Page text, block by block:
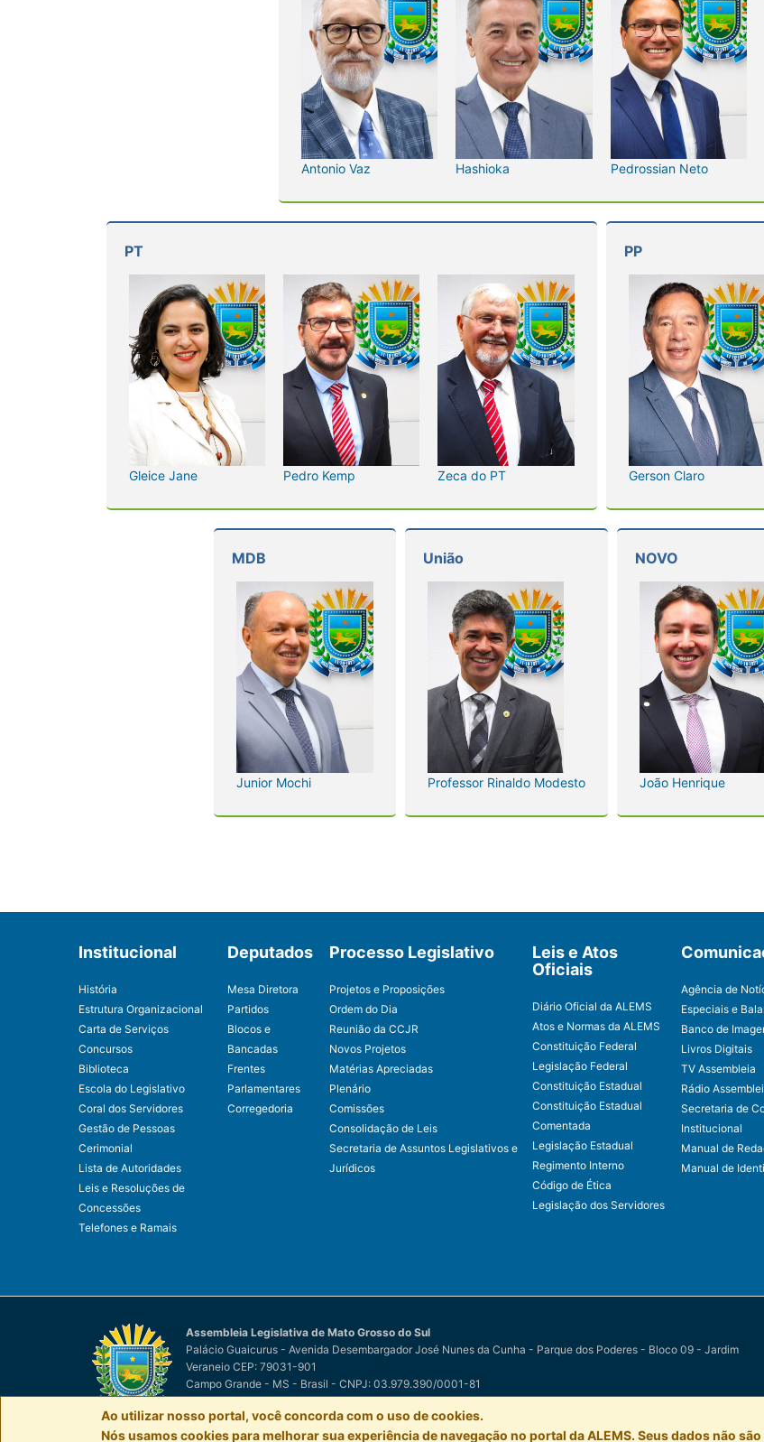
Antonio Vaz Hashioka Pedrossian Neto
PT
Gleice Jane Pedro Kemp Zeca do PT
PP
Gerson Claro
MDB
Junior Mochi
União
Professor Rinaldo Modesto
NOVO
João Henrique
Institucional
História
Estrutura Organizacional
Carta de Serviços
Concursos
Biblioteca
Escola do Legislativo
Coral dos Servidores
Gestão de Pessoas
Cerimonial
Lista de Autoridades
Leis e Resoluções de
Concessões
Telefones e Ramais
Deputados
Mesa Diretora
Partidos
Blocos e
Bancadas
Frentes
Parlamentares
Corregedoria
Processo Legislativo
Projetos e Proposições
Ordem do Dia
Reunião da CCJR
Novos Projetos
Matérias Apreciadas
Plenário
Comissões
Consolidação de Leis
Secretaria de Assuntos Legislativos e
Jurídicos
Leis e Atos
Oficiais
Diário Oficial da ALEMS
Atos e Normas da ALEMS
Constituição Federal
Legislação Federal
Constituição Estadual
Constituição Estadual
Comentada
Legislação Estadual
Regimento Interno
Código de Ética
Legislação dos Servidores
Agência de
Especiais e
Banco de
Livros Digitais
TV Assembleia
Rádio
Secretaria de
Institucional
Manual de
Manual de
Assembleia Legislativa de Mato Grosso do Sul
Palácio Guaicurus - Avenida Desembargador José Nunes da Cunha - Parque dos Poderes - Bloco 09 - Jardim
Veraneio CEP: 79031-901
Campo Grande - MS - Brasil - CNPJ: 03.979.390/0001-81
© Assembleia Legislativa de Mato Grosso do SulporEasy Net Tecnologia da Informação
Ao utilizar nosso portal, você concorda com o uso de cookies.
Nós usamos cookies para melhorar sua experiência de navegação no portal da ALEMS. Seus dados não